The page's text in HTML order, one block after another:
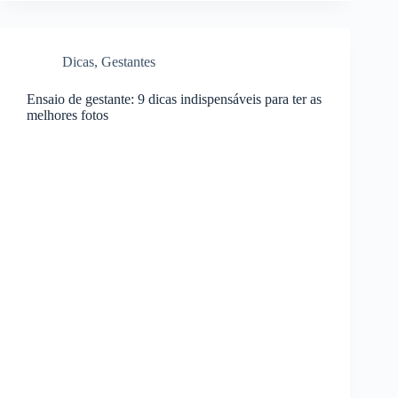
Dicas, Gestantes
Ensaio de gestante: 9 dicas indispensáveis para ter as
melhores fotos